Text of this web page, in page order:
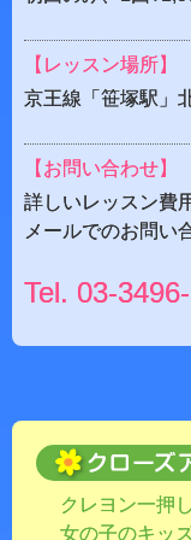
【レッスン場所】
京王線「笹塚駅」
【お問い合わせ】
詳しいレッスン費
メールでのお問い
Tel. 03-
クレヨン一押し
女の子のキッ